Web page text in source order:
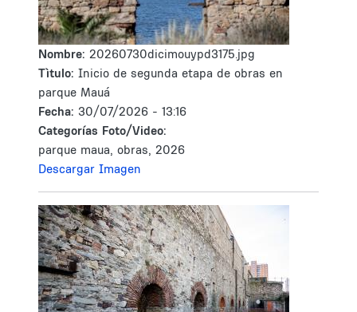
Nombre: 20260730dicimouypd3175.jpg
Tìtulo: Inicio de segunda etapa de obras en
parque Mauá
Fecha: 30/07/2026 - 13:16
Categorías Foto/Video:
parque maua, obras, 2026
Descargar Imagen